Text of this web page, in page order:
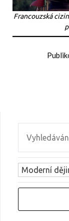
Francouzská